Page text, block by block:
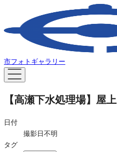
市フォトギャラリー
【高瀬下水処理場】屋上
日付
撮影日不明
タグ